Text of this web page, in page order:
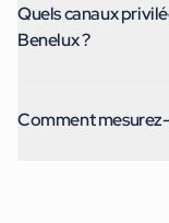
Quels canaux
Benelux ?
Comment